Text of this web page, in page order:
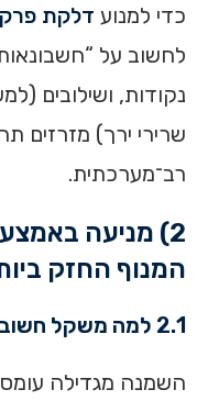
כדי למנוע דלקת
לחשוב על “חשבונאות
נקודות, ושילובים
שרירי ירך) מזרזים
רב־מערכתית.
2) מניעה
המנוף החזק
2.1 למה משקל חשוב גם מעבר ל“עומס על הברך”?
השמנה מגדילה